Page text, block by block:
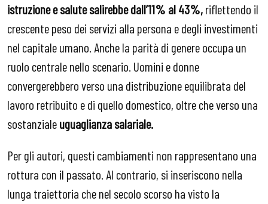
istruzione e salute salirebbe dall’11% al 43%,riflettendo il
crescente peso dei servizi alla persona e degli investimenti
nel capitale umano. Anche la parità di genere occupa un
ruolo centrale nello scenario. Uomini e donne
convergerebbero verso una distribuzione equilibrata del
lavoro retribuito e di quello domestico, oltre che verso una
sostanzialeuguaglianza salariale.
Per gli autori, questi cambiamenti non rappresentano una
rottura con il passato. Al contrario, si inseriscono nella
lunga traiettoria che nel secolo scorso ha visto la